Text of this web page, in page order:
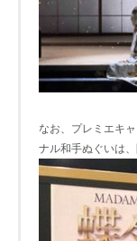
なお、プレミエキ
ナル和手ぬぐいは